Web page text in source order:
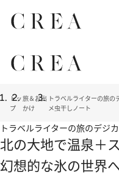
トッ
プ
旅＆お出
かけ
トラベルライターの旅の
メ虫干しノート
トラベルライターの旅のデジ
北の大地で温泉＋
幻想的な氷の世界